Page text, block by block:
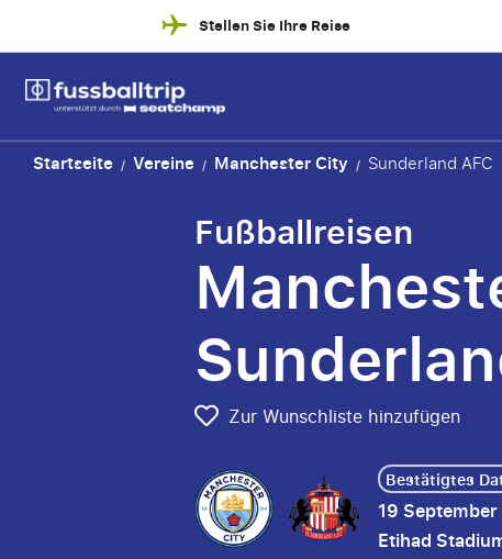
Stellen Sie Ihre Reise
Startseite / Vereine / Manchester City / Sunderland AFC
Fußballreisen
Zur Wunschliste hinzufügen
Bestätigtes
19
Etihad